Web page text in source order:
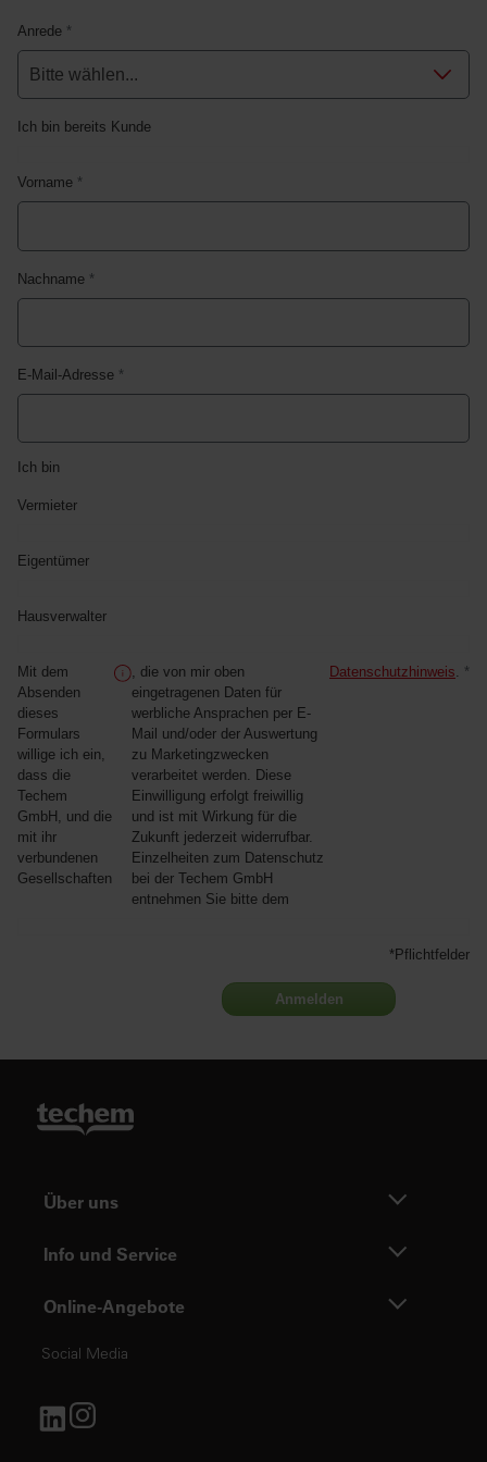
*
Anrede
Ich bin bereits Kunde
*
Vorname
*
Nachname
*
E-Mail-Adresse
Ich bin
Vermieter
Eigentümer
Hausverwalter
*
Mit dem
Absenden
dieses
Formulars
willige ich ein,
dass die
Techem
GmbH, und die
mit ihr
verbundenen
Gesellschaften
, die von mir oben
eingetragenen Daten für
werbliche Ansprachen per E-
Mail und/oder der Auswertung
zu Marketingzwecken
verarbeitet werden. Diese
Einwilligung erfolgt freiwillig
und ist mit Wirkung für die
Zukunft jederzeit widerrufbar.
Einzelheiten zum Datenschutz
bei der Techem GmbH
entnehmen Sie bitte dem
Datenschutzhinweis.
*Pflichtfelder
Anmelden
Über uns
Info und Service
Online-Angebote
Social Media